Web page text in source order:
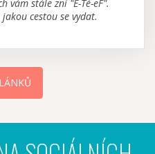
vám stále zní "É-Té-eF".
cestou se vydat.